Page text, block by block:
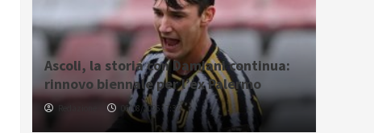
Ascoli, la storia con Damiani continua:
rinnovo biennale per l’ex Palermo
06/08/2026 17:37